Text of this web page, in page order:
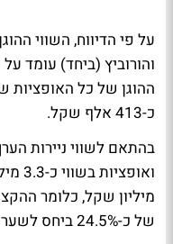
על פי הדיווח, השווי
ההוגן של כל
כ-413 אלף שקל.
בהתאם לשווי ניירות
מיליון שקל, כלומר
של כ-24.5% ביחס לשער הבסיס של המניה הבוקר.